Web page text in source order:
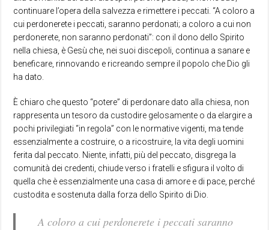
continuare l’opera della salvezza e rimettere i peccati. “A coloro a
cui perdonerete i peccati, saranno perdonati; a coloro a cui non
perdonerete, non saranno perdonati”: con il dono dello Spirito
nella chiesa, è Gesù che, nei suoi discepoli, continua a sanare e
beneficare, rinnovando e ricreando sempre il popolo che Dio gli
ha dato.
È chiaro che questo “potere” di perdonare dato alla chiesa, non
rappresenta un tesoro da custodire gelosamente o da elargire a
pochi privilegiati “in regola” con le normative vigenti, ma tende
essenzialmente a costruire, o a ricostruire, la vita degli uomini
ferita dal peccato. Niente, infatti, più del peccato, disgrega la
comunità dei credenti, chiude verso i fratelli e sfigura il volto di
quella che è essenzialmente una casa di amore e di pace, perché
custodita e sostenuta dalla forza dello Spirito di Dio.
A coloro a cui perdonerete i peccati saranno